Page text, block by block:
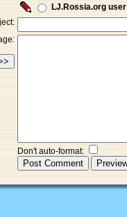
LJ.Rossia.org user
Don't auto-format: